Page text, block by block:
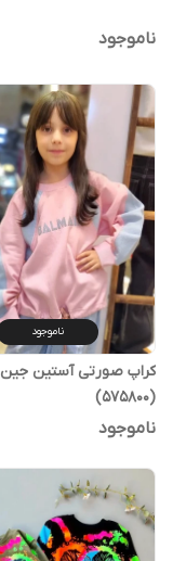
ناموجود
ناموجود
کراپ صورتی آستین جین
(575800)
ناموجود